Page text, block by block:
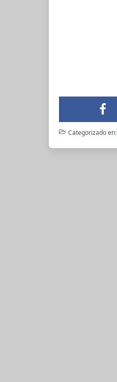
Categorizado en: